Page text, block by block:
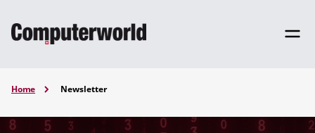
Home Newsletter